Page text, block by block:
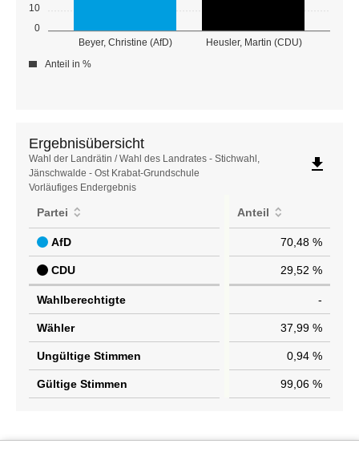
0
10
Beyer, Christine (AfD) Heusler, Martin (CDU)
Anteil in %
Ergebnisübersicht
Ergebnisübersicht
Wahl der Landrätin / Wahl des Landrates - Stichwahl,
Jänschwalde - Ost Krabat-Grundschule
Vorläufiges Endergebnis
file_download
Partei Anteil
AfD 70,48 %
CDU 29,52 %
Wahlberechtigte -
Wähler 37,99 %
Ungültige Stimmen 0,94 %
Gültige Stimmen 99,06 %